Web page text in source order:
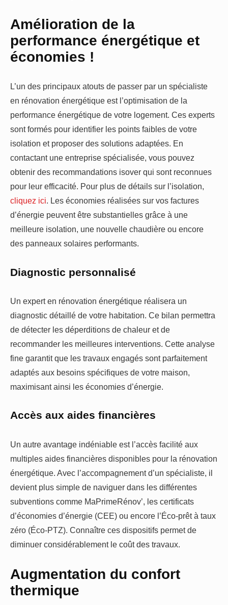
Amélioration de la
performance énergétique et
économies !
L’un des principaux atouts de passer par un spécialiste
en rénovation énergétique est l’optimisation de la
performance énergétique de votre logement. Ces experts
sont formés pour identifier les points faibles de votre
isolation et proposer des solutions adaptées. En
contactant une entreprise spécialisée, vous pouvez
obtenir des recommandations isover qui sont reconnues
pour leur efficacité. Pour plus de détails sur l’isolation,
cliquez ici. Les économies réalisées sur vos factures
d’énergie peuvent être substantielles grâce à une
meilleure isolation, une nouvelle chaudière ou encore
des panneaux solaires performants.
Diagnostic personnalisé
Un expert en rénovation énergétique réalisera un
diagnostic détaillé de votre habitation. Ce bilan permettra
de détecter les déperditions de chaleur et de
recommander les meilleures interventions. Cette analyse
fine garantit que les travaux engagés sont parfaitement
adaptés aux besoins spécifiques de votre maison,
maximisant ainsi les économies d’énergie.
Accès aux aides financières
Un autre avantage indéniable est l’accès facilité aux
multiples aides financières disponibles pour la rénovation
énergétique. Avec l’accompagnement d’un spécialiste, il
devient plus simple de naviguer dans les différentes
subventions comme MaPrimeRénov’, les certificats
d’économies d’énergie (CEE) ou encore l’Éco-prêt à taux
zéro (Éco-PTZ). Connaître ces dispositifs permet de
diminuer considérablement le coût des travaux.
Augmentation du confort
thermique